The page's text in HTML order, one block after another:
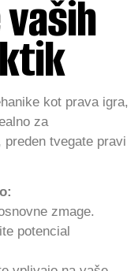
kot prava igra,
za
tvegate pravi
zmage.
potencial